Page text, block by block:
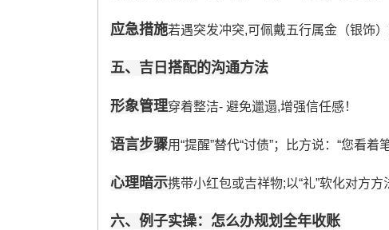
应急措施若遇突发冲突,可佩戴五行属金（银饰
五、吉日搭配的沟通方法
形象管理穿着整洁- 避免邋遢,增强信任感！
语言步骤用“提醒”替代“讨债”；比方说：“您看着
心理暗示携带小红包或吉祥物;以“礼”软化对方方
六、例子实操：怎么办规划全年收账